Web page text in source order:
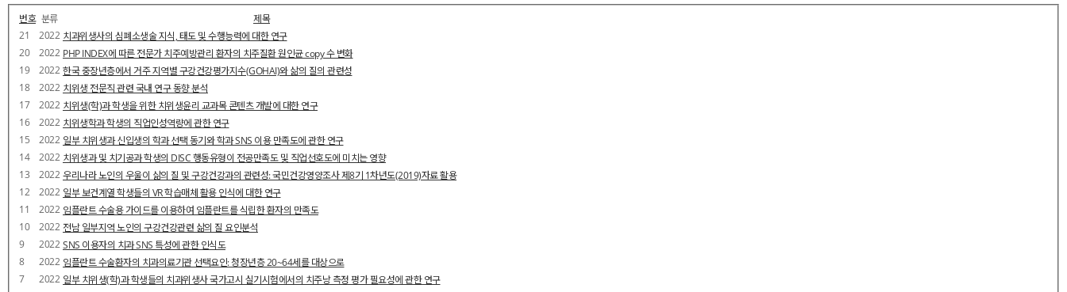
번호 분류
제목
21
2022 치과위생사의 심폐소생술 지식, 태도 및 수행능력에 대한 연구
20
2022 PHP INDEX에 따른 전문가 치주예방관리 환자의 치주질환 원인균 copy 수 변화
19
2022 한국 중장년층에서 거주 지역별 구강건강평가지수(GOHAI)와 삶의 질의 관련성
18
2022 치위생 전문직 관련 국내 연구 동향 분석
17
2022 치위생(학)과 학생을 위한 치위생윤리 교과목 콘텐츠 개발에 대한 연구
16
2022 치위생학과 학생의 직업인성역량에 관한 연구
15
2022 일부 치위생과 신입생의 학과 선택 동기와 학과 SNS 이용 만족도에 관한 연구
14
2022 치위생과 및 치기공과 학생의 DISC 행동유형이 전공만족도 및 직업선호도에 미치는 영향
13
2022 우리나라 노인의 우울이 삶의 질 및 구강건강과의 관련성: 국민건강영양조사 제8기 1차년도(2019)자료 활용
12
2022 일부 보건계열 학생들의 VR 학습매체 활용 인식에 대한 연구
11
2022 임플란트 수술용 가이드를 이용하여 임플란트를 식립한 환자의 만족도
10
2022 전남 일부지역 노인의 구강건강관련 삶의 질 요인분석
9
2022 SNS 이용자의 치과 SNS 특성에 관한 인식도
8
2022 임플란트 수술환자의 치과의료기관 선택요인: 청장년층 20~64세를 대상으로
7
2022 일부 치위생(학)과 학생들의 치과위생사 국가고시 실기시험에서의 치주낭 측정 평가 필요성에 관한 연구